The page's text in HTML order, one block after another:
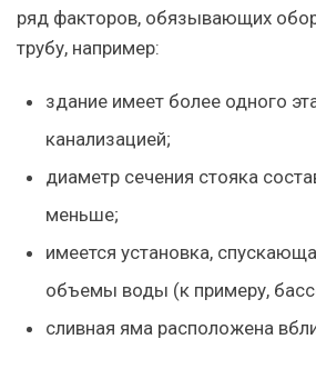
ряд факторов, обязывающих
трубу, например:
здание имеет более одного
канализацией;
диаметр сечения стояка
меньше;
имеется установка,
объемы воды (к примеру,
сливная яма расположена